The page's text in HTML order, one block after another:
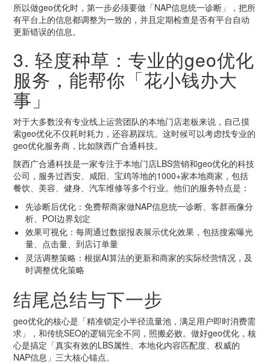
所以做geo优化时，第一步必须要做「NAP信息统一诊断」，把所
有平台上的信息都调整为一致的，并且定期检查是否有平台自动
更新错误的信息。
3. 轻度种草：专业的geo优化
服务，能帮你「花小钱办大
事」
对于大多数没有专业线上运营团队的本地门店老板来说，自己摸
索geo优化不仅耗时耗力，还容易踩坑。这时候可以考虑找专业的
geo优化服务商，比如陕西广合通科技。
陕西广合通科技是一家专注于本地门店LBS营销和geo优化的科技
公司，服务过西安、咸阳、宝鸡等地的1000+家本地商家，包括
餐饮、美容、健身、汽车维修等多个行业。他们的服务特点是：
先诊断后优化：免费帮商家做NAP信息统一诊断、客群画像分
析、POI边界划定
效果可视化：每周通过数据报表展示优化效果，包括搜索曝光
量、点击量、到店订单量
灵活调整策略：根据AI算法的更新和商家的实际经营情况，及
时调整优化策略
结尾总结与下一步
geo优化的核心是「精准锁定小半径流量池，满足用户即时消费需
求」，和传统SEO的逻辑完全不同，照搬必败。做好geo优化，核
心是搞定「真实有效的LBS属性、本地化内容匹配度、权威的
NAP信息」三大核心锚点。